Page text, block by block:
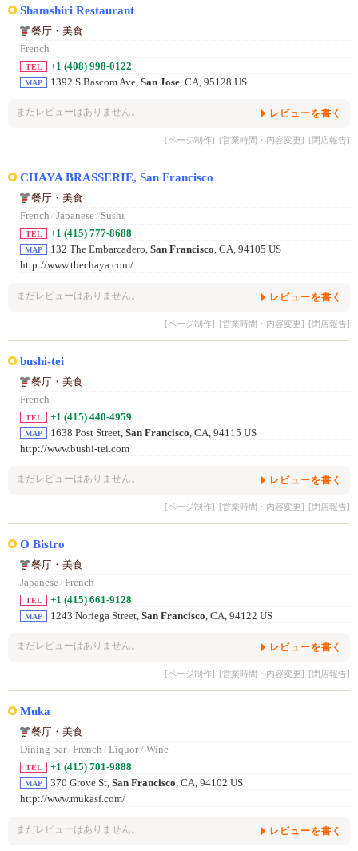
Shamshiri Restaurant
餐厅・美食
French
TEL +1 (408) 998-0122
MAP 1392 S Bascom Ave, San Jose, CA, 95128 US
まだレビューはありません。 レビューを書く
[ページ制作] [営業時間・内容変更] [閉店報告]
CHAYA BRASSERIE, San Francisco
餐厅・美食
French / Japanese/ Sushi
TEL +1 (415) 777-8688
MAP 132 The Embarcadero, San Francisco, CA, 94105 US
http://www.thechaya.com/
まだレビューはありません。 レビューを書く
[ページ制作] [営業時間・内容変更] [閉店報告]
bushi-tei
餐厅・美食
French
TEL +1 (415) 440-4959
MAP 1638 Post Street, San Francisco , CA, 94115 US
http://www.bushi-tei.com
まだレビューはありません。 レビューを書く
[ページ制作] [営業時間・内容変更] [閉店報告]
O Bistro
餐厅・美食
Japanese/ French
TEL +1 (415) 661-9128
MAP 1243 Noriega Street, San Francisco, CA, 94122 US
まだレビューはありません。 レビューを書く
[ページ制作] [営業時間・内容変更] [閉店報告]
Muka
餐厅・美食
Dining bar/ French / Liquor / Wine
TEL +1 (415) 701-9888
MAP 370 Grove St, San Francisco, CA, 94102 US
http://www.mukasf.com/
まだレビューはありません。 レビューを書く